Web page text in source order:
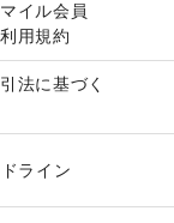
イル会員
用規約
法に基づく
ライン